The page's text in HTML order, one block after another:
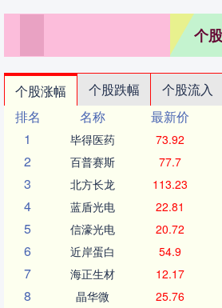
个
个股涨幅 个股跌幅 个股流入
排名
名称 最新价
1
毕得医药 73.92
2 百普赛斯 77.7
3 北方长龙 113.23
4 蓝盾光电 22.81
5 信濠光电 20.72
6 近岸蛋白 54.9
7 海正生材 12.17
8 晶华微 25.76